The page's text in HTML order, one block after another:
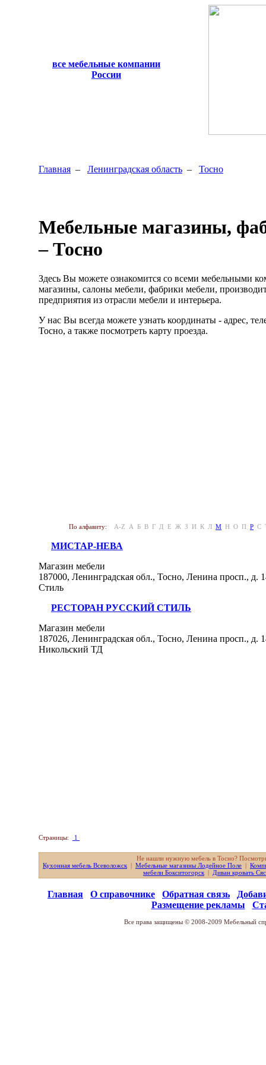
все мебельные компании
России
Главная – Ленинградская область – Тосно
Мебельные магазины,
– Тосно
Здесь Вы можете ознакомится со всеми мебельными
магазины, салоны мебели, фабрики мебели,
предприятия из отрасли мебели и интерьера.
У нас Вы всегда можете узнать координаты - адрес,
Тосно, а также посмотреть карту проезда.
По алфавиту: A-Z А Б В Г Д Е Ж З И К Л М Н О П Р С
МИСТАР-НЕВА
Магазин мебели
187000, Ленинградская обл., Тосно, Ленина просп., д.
Стиль
РЕСТОРАН РУССКИЙ СТИЛЬ
Магазин мебели
187026, Ленинградская обл., Тосно, Ленина просп., д.
Никольский ТД
Страницы: 1
Не нашли нужную мебель в Тосно?
Кухонная мебель Всеволожск | Мебельные магазины Лодейное Поле |
мебели Бокситогорск | Диван кровать
Главная О справочнике Обратная связь
Размещение рекламы
Все права защищены © 2008-2009 Мебельный